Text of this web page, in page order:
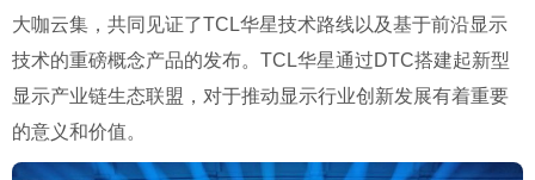
大咖云集，共同见证了TCL华星技术路线以及基于前沿显示
技术的重磅概念产品的发布。 TCL华星通过DTC搭建起新型
显示产业链生态联盟，对于推动显示行业创新发展有着重要
的意义和价值。